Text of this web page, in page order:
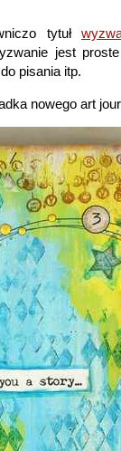
tytuł
jest
pisania itp.
nowego art